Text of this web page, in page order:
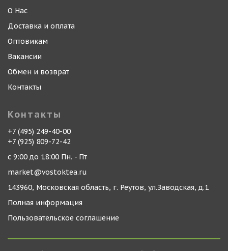
О Нас
Доставка и оплата
Оптовикам
Вакансии
Обмен и возврат
Контакты
Контакты
+7 (495) 249-40-00
+7 (925) 809-72-42
с 9:00 до 18:00 Пн. - Пт
market@vostoktea.ru
143960, Московская область, г. Реутов, ул.Заводская, д.1
Полная информация
Пользовательское соглашение